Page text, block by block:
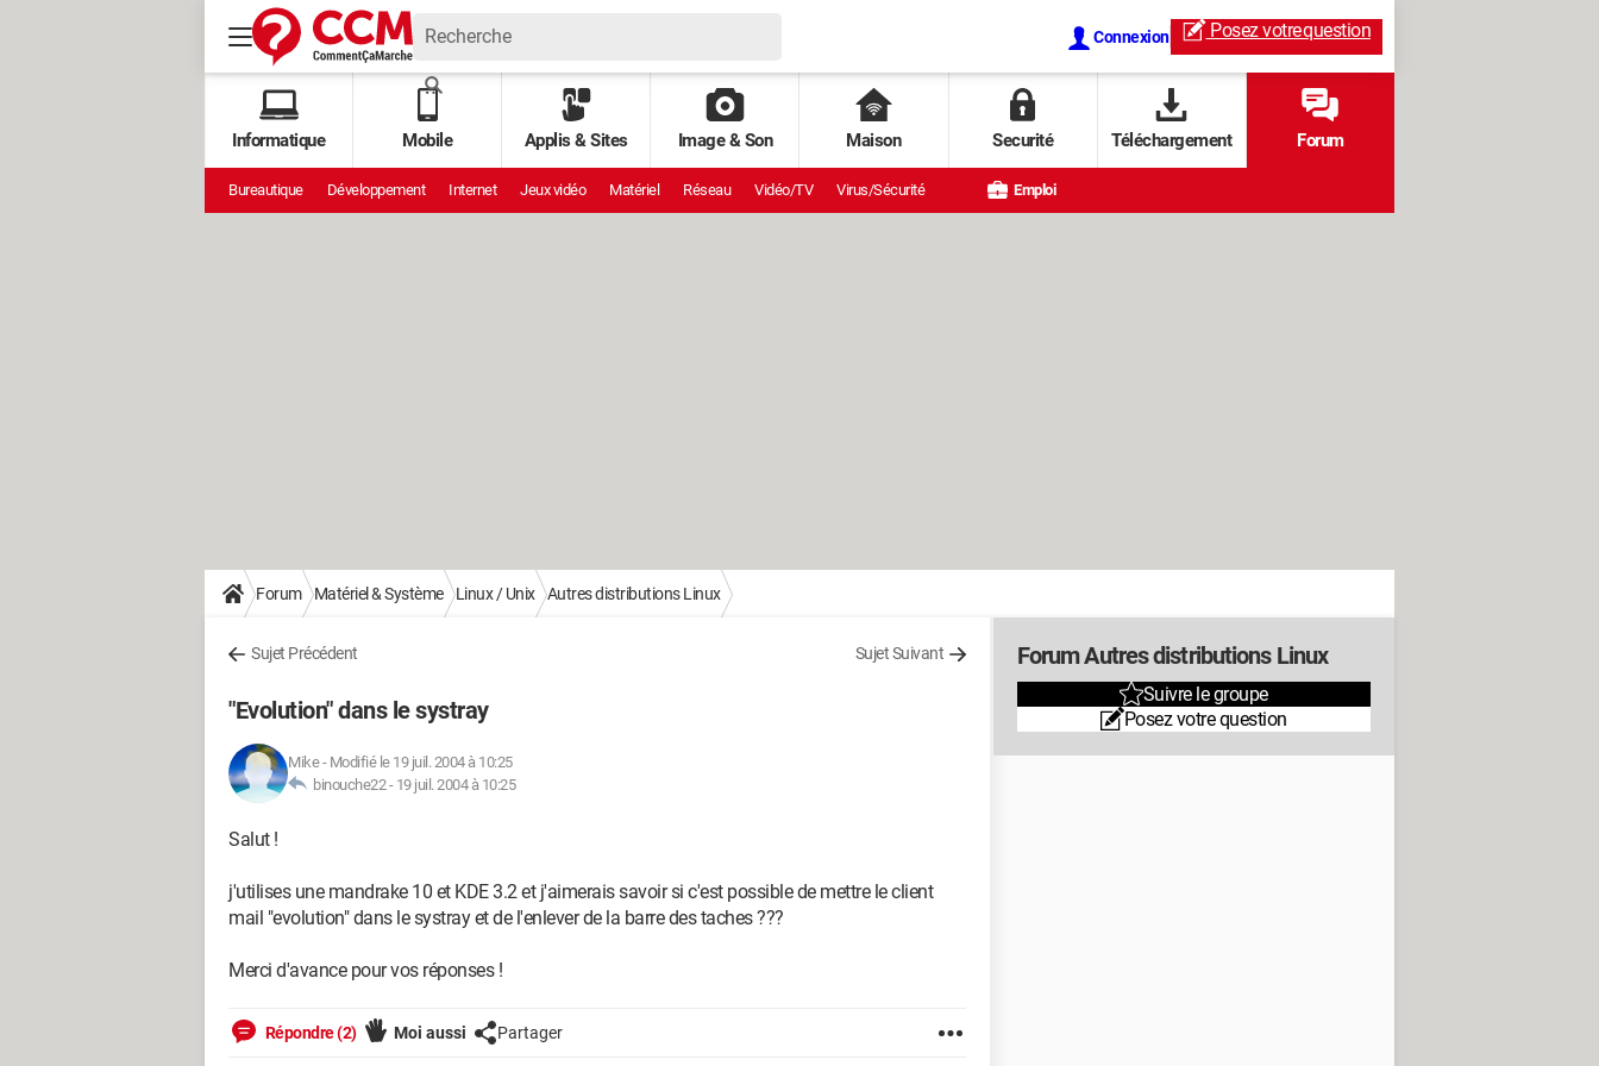
Connexion Posez votrequestion
Informatique Mobile Applis & Sites Image & Son Maison Securité Téléchargement Forum
Bureautique Développement Internet Jeux vidéo Matériel Réseau Vidéo/TV Virus/Sécurité Emploi
Forum Matériel & Système Linux / Unix Autres distributions Linux
Sujet Précédent Sujet Suivant
"Evolution" dans le systray
Mike- Modifié le 19 juil. 2004 à 10:25
binouche22 - 19 juil. 2004 à 10:25
Salut !
j'utilises une mandrake 10 et KDE 3.2 et j'aimerais savoir si c'est possible de mettre le client
mail "evolution" dans le systray et de l'enlever de la barre des taches ???
Merci d'avance pour vos réponses !
Répondre (2) Moi aussi Partager
Forum Autres distributions Linux
Suivre le groupe
Posez votre question